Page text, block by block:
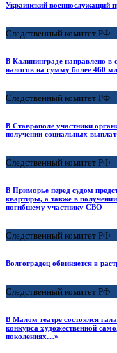
Украинский военнослужащий
Следственный комитет РФ
В Калининграде направлено в
налогов на сумму более 460
Следственный комитет РФ
В Ставрополе участники
получении социальных выплат
Следственный комитет РФ
В Приморье перед судом
квартиры, а также в
погибшему участнику СВО
Следственный комитет РФ
Волгоградец обвиняется в
Следственный комитет РФ
В Малом театре состоялся
конкурса художественной
поколениях…»